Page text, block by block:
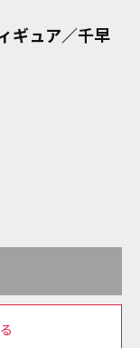
ギュア／千早